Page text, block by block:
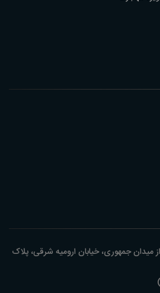
از میدان جمهوری، خیابان ارومیه شرقی، پلاک